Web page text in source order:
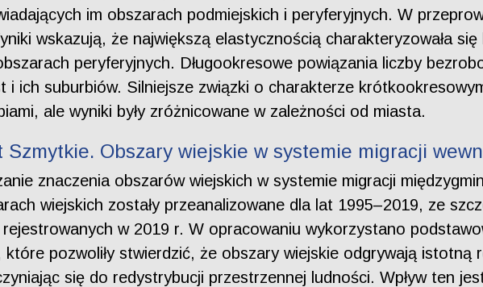
im obszarach podmiejskich i peryferyjnych. W
wskazują, że największą elastycznością charakteryzowała
peryferyjnych. Długookresowe powiązania liczby
i ich suburbiów. Silniejsze związki o charakterze
ale wyniki były zróżnicowane w zależności od miasta.
Szmytkie. Obszary wiejskie w systemie migracji
znaczenia obszarów wiejskich w systemie migracji
wiejskich zostały przeanalizowane dla lat 1995–2019, ze
w 2019 r. W opracowaniu wykorzystano
pozwoliły stwierdzić, że obszary wiejskie odgrywają istotną
się do redystrybucji przestrzennej ludności. Wpływ ten